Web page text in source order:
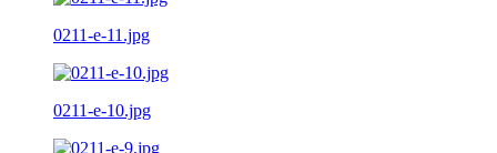
0211-e-11.jpg
0211-e-10.jpg